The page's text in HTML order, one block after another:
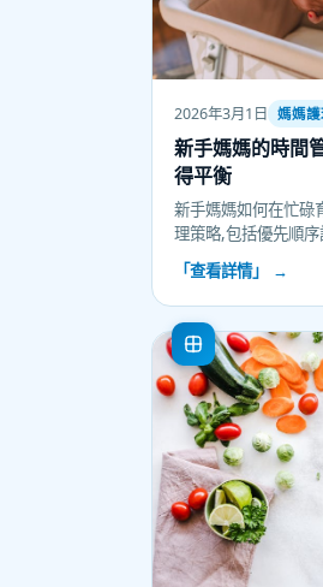
2026年3月1日 媽媽
新手媽媽的時間
得平衡
新手媽媽如何在忙碌
理策略,包括優先順
網絡和自我照顧技
角色與個人需求間找
「查看詳情」 →